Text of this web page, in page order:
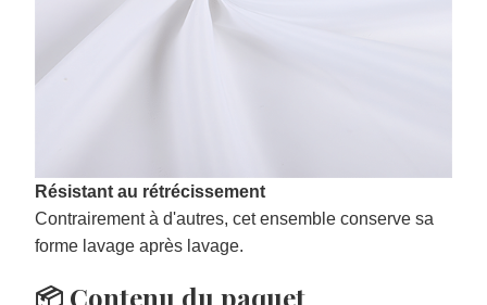
Résistant au rétrécissement
Contrairement à d'autres, cet ensemble conserve sa
forme lavage après lavage.
📦 Contenu du paquet